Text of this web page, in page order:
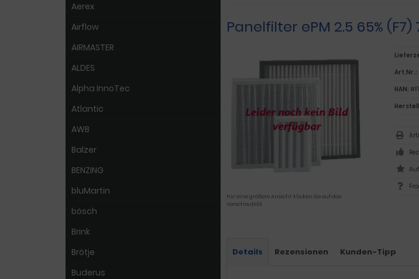
Panelfilter ePM 2.5 65%
Für eine größere Ansicht klicken Sie auf das
Vorschaubild
Art.Nr.:
HAN:
Details Rezensionen Kunden-Tipp
Aerex
Airflow
AIRMASTER
ALDES
Alpha InnoTec
Atlantic
AWB
Balzer
BENZING
bluMartin
bösch
Brink
Brötje
Buderus